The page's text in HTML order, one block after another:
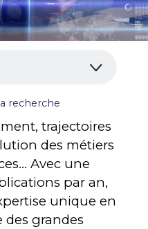
recherche
trajectoires
des métiers
Avec une
par an,
unique en
des grandes